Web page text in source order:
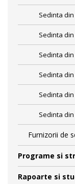
Sedinta
Sedinta
Sedinta
Sedinta
Sedinta
Sedinta
Furnizorii de
Programe si
Rapoarte si